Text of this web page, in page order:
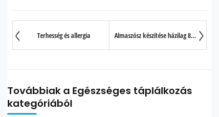
Terhesség és allergia Almaszósz készítése házilag 8 lépésben
Továbbiak a Egészséges táplálkozás
kategóriából